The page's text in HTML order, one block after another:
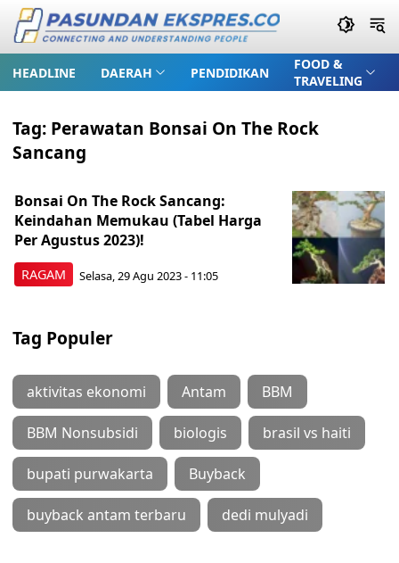
HEADLINE DAERAH PENDIDIKAN
FOOD &
TRAVELING
Tag: Perawatan Bonsai On The Rock
Sancang
RAGAM
Bonsai On The Rock Sancang:
Keindahan Memukau (Tabel Harga
Per Agustus 2023)!
Selasa, 29 Agu 2023 - 11:05
Tag Populer
aktivitas ekonomi Antam BBM
BBM Nonsubsidi biologis brasil vs haiti
bupati purwakarta Buyback
buyback antam terbaru dedi mulyadi